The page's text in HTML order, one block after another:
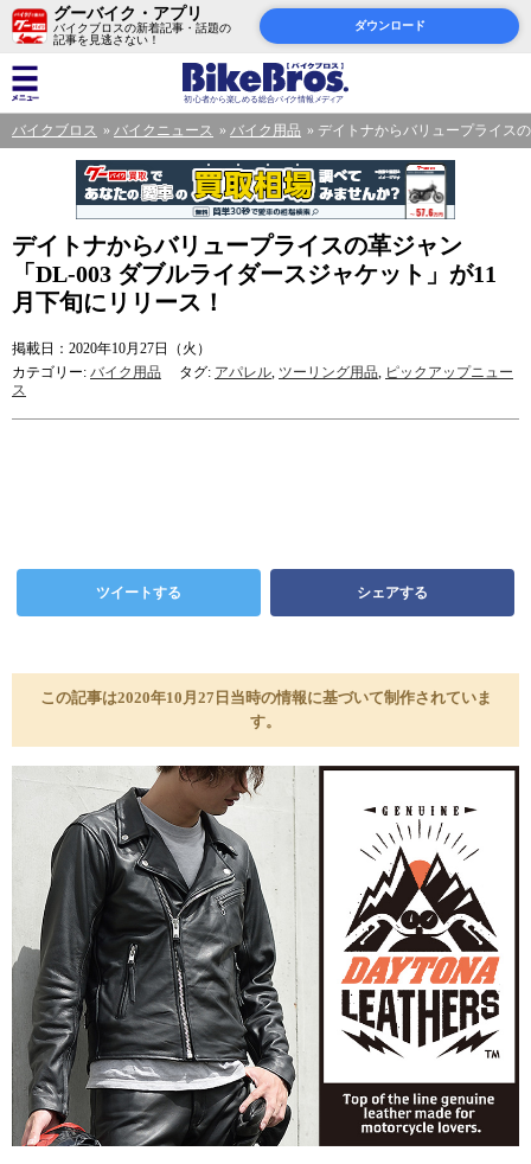
グーバイク・アプリ
バイクブロスの新着記事・話題の
記事を見逃さない！
ダウンロード
バイクブロス バイクニュース バイク用品 デイトナからバリュープライス
デイトナからバリュープライスの革ジャン
「DL-003 ダブルライダースジャケット」が11
月下旬にリリース！
掲載日：2020年10月27日（火）
カテゴリー: バイク用品 タグ: アパレル, ツーリング用品, ピックアップニュー
ス
ツイートする シェアする
この記事は2020年10月27日当時の情報に基づいて制作されていま
す。